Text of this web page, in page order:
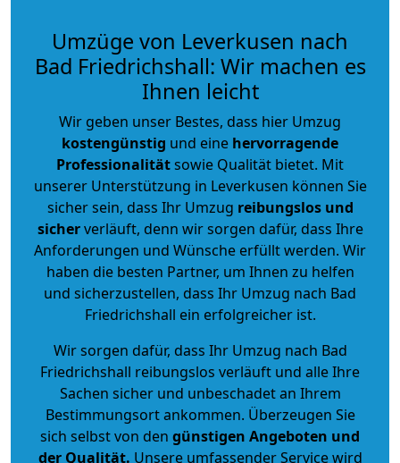
Umzüge von Leverkusen nach
Bad Friedrichshall: Wir machen es
Ihnen leicht
Wir geben unser Bestes, dass hier Umzug
kostengünstig und eine hervorragende
Professionalitätsowie Qualität bietet. Mit
unserer Unterstützung in Leverkusen können Sie
sicher sein, dass Ihr Umzug reibungslos und
sicherverläuft, denn wir sorgen dafür, dass Ihre
Anforderungen und Wünsche erfüllt werden. Wir
haben die besten Partner, um Ihnen zu helfen
und sicherzustellen, dass Ihr Umzug nach Bad
Friedrichshall ein erfolgreicher ist.
Wir sorgen dafür, dass Ihr Umzug nach Bad
Friedrichshall reibungslos verläuft und alle Ihre
Sachen sicher und unbeschadet an Ihrem
Bestimmungsort ankommen. Überzeugen Sie
sich selbst von den günstigen Angeboten und
der Qualität. Unsere umfassender Service wird